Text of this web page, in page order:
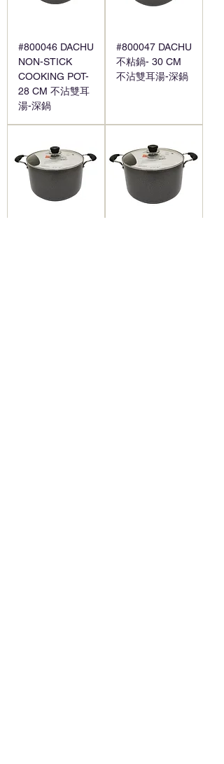
#800046 DACHU
NON-STICK
COOKING POT-
28 CM 不沾雙耳
湯-深鍋
#800047 DACHU
不粘鍋- 30 CM
不沾雙耳湯-深鍋